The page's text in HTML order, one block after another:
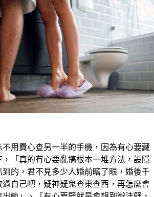
用費心查另一半的手機，因為有心要藏
，「真的有心要亂搞根本一堆方法，設隱
的，君不見多少人婚前瞎了眼，婚後千
過自己吧，疑神疑鬼查東查西，再怎麼會